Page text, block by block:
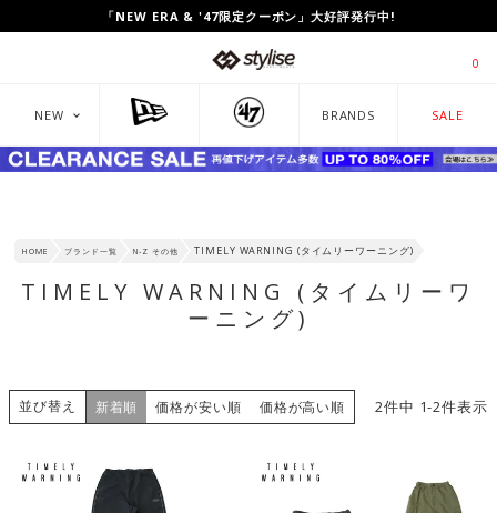
UP TO 80%OFF!「CLEARANCE SALE」開催中!
「NEW ERA & '47限定クーポン」大好評発行中!
0
NEW BRANDS SALE
HOME ブランド一覧 N-Z その他 TIMELY WARNING (タイムリーワーニング)
TIMELY WARNING (タイムリーワ
ーニング)
並び替え 新着順 価格が安い順 価格が高い順 2件中 1-2件表示